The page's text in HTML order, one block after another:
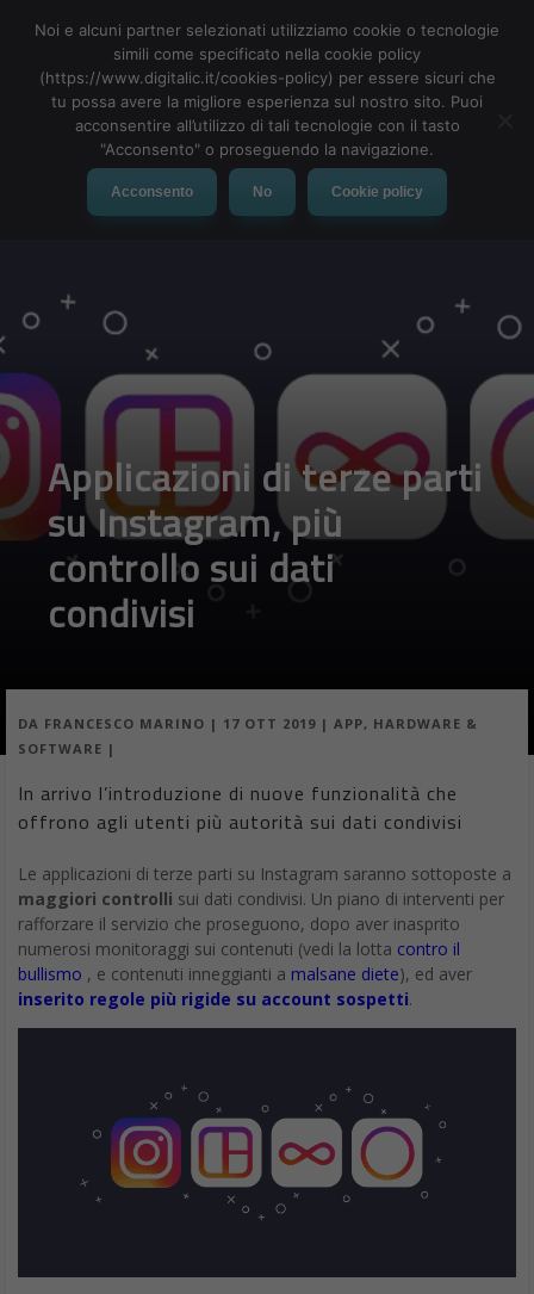
MENU
Applicazioni di terze parti
su Instagram, più
controllo sui dati
condivisi
DA FRANCESCO MARINO | 17 OTT 2019 | APP, HARDWARE &
SOFTWARE |
In arrivo l’introduzione di nuove funzionalità che
offrono agli utenti più autorità sui dati condivisi
Le applicazioni di terze parti su Instagram saranno sottoposte a
maggiori controlli sui dati condivisi. Un piano di interventi per
rafforzare il servizio che proseguono, dopo aver inasprito
numerosi monitoraggi sui contenuti (vedi la lotta contro il
bullismo , e contenuti inneggianti a malsane diete), ed aver
inserito regole più rigide su account sospetti.
Noi e alcuni partner selezionati utilizziamo cookie o tecnologie
simili come specificato nella cookie policy
(https://www.digitalic.it/cookies-policy) per essere sicuri che
tu possa avere la migliore esperienza sul nostro sito. Puoi
acconsentire all’utilizzo di tali tecnologie con il tasto
"Acconsento" o proseguendo la navigazione.
Acconsento No Cookie policy